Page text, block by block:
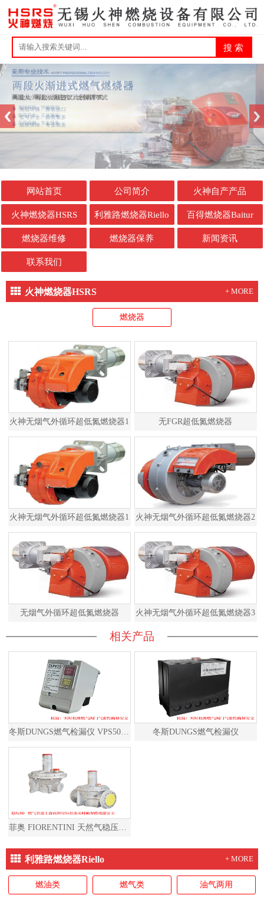
网站首页 公司简介 火神自产产品
火神燃烧器HSRS 利雅路燃烧器Riello 百得燃烧器Baitur
燃烧器维修 燃烧器保养 新闻资讯
联系我们
火神燃烧器HSRS + MORE
燃烧器
火神无烟气外循环超低氮燃烧器1 无FGR超低氮燃烧器
火神无烟气外循环超低氮燃烧器1 火神无烟气外循环超低氮燃烧器2
无烟气外循环超低氮燃烧器 火神无烟气外循环超低氮燃烧器3
相关产品
冬斯DUNGS燃气检漏仪
利雅路燃烧器Riello + MORE
燃油类 燃气类 油气两用